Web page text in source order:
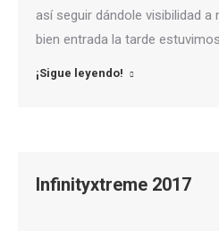
así seguir dándole visibilidad
bien entrada la tarde
¡Sigue leyendo!
Infinityxtreme 2017